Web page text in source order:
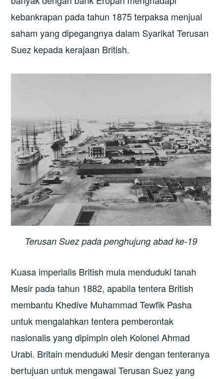
kebankrapan pada tahun 1875 terpaksa menjual
saham yang dipegangnya dalam Syarikat Terusan
Suez kepada kerajaan British.
Terusan Suez pada penghujung abad ke-19
Kuasa imperialis British mula menduduki tanah
Mesir pada tahun 1882, apabila tentera British
membantu Khedive Muhammad Tewfik Pasha
untuk mengalahkan tentera pemberontak
nasionalis yang dipimpin oleh Kolonel Ahmad
Urabi. Britain menduduki Mesir dengan tenteranya
bertujuan untuk mengawal Terusan Suez yang